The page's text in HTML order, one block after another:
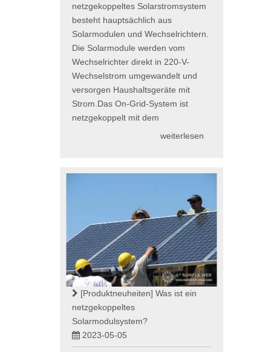
netzgekoppeltes Solarstromsystem
besteht hauptsächlich aus
Solarmodulen und Wechselrichtern.
Die Solarmodule werden vom
Wechselrichter direkt in 220-V-
Wechselstrom umgewandelt und
versorgen Haushaltsgeräte mit
Strom.Das On-Grid-System ist
netzgekoppelt mit dem
weiterlesen
[Produktneuheiten] Was ist ein
netzgekoppeltes
Solarmodulsystem?
2023-05-05